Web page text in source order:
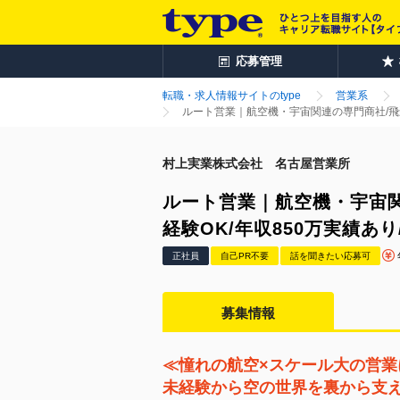
応募管理
転職・求人情報サイトのtype
営業系
ルート営業｜航空機・宇宙関連の専門商社/
村上実業株式会社 名古屋営業所
ルート営業｜航空機・宇宙
経験OK/年収850万実績あ
正社員 自己PR不要 話を聞きたい応募可
募集情報
≪憧れの航空×スケール大の営
未経験から空の世界を裏から支